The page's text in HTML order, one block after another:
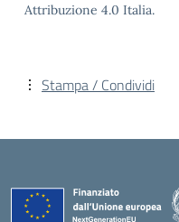
Attribuzione 4.0 Italia.
Stampa / Condividi